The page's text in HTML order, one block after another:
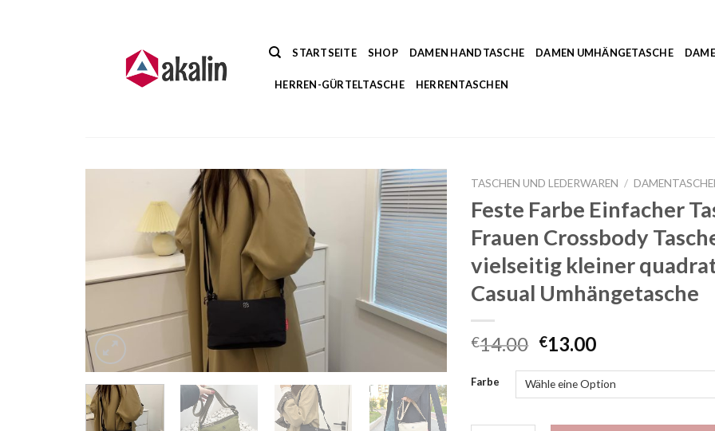
STARTSEITE SHOP DAMEN HANDTASCHE DAMEN UMHÄNGETASCHE
HERREN-GÜRTELTASCHE HERRENTASCHEN
TASCHEN UND LEDERWAREN /
Feste Farbe Einfacher
Frauen Crossbody
vielseitig kleiner
Casual Umhängetasche
€14.00 €13.00
Farbe